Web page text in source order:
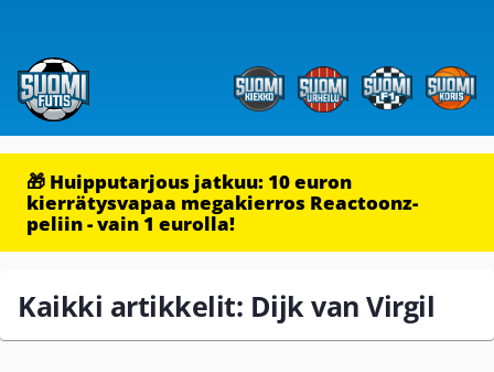
🎁 Huipputarjous jatkuu: 10 euron
kierrätysvapaa megakierros Reactoonz-
peliin - vain 1 eurolla!
Kaikki artikkelit: Dijk van Virgil